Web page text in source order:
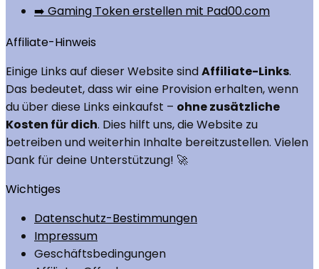
➡️ Gaming Token erstellen mit Pad00.com
Affiliate-Hinweis
Einige Links auf dieser Website sindAffiliate-Links.
Das bedeutet, dass wir eine Provision erhalten, wenn
du über diese Links einkaufst – ohne zusätzliche
Kosten für dich. Dies hilft uns, die Website zu
betreiben und weiterhin Inhalte bereitzustellen. Vielen
Dank für deine Unterstützung! 🚀
Wichtiges
Datenschutz-Bestimmungen
Impressum
Geschäftsbedingungen